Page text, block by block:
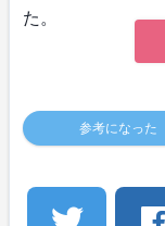
た。
参考になった